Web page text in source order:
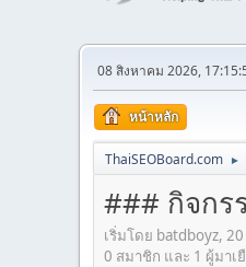
08 สิงหาคม 2026,
หน้าหลัก
ThaiSEOBoard.com ►
### กิจกร
เริ่มโดย batdboyz,
0 สมาชิก และ 1 ผู้มา